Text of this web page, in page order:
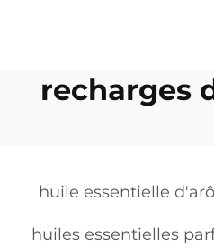
recharges
huile essentielle
huiles essentielles